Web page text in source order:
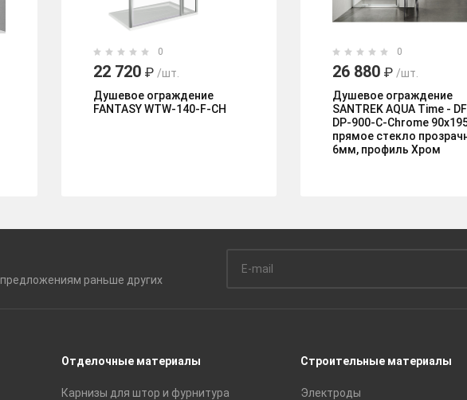
0
22 720 ₽ /шт.
Душевое ограждение
FANTASY WTW-140-F-CH
0
26 880 ₽ /шт.
Душевое ограждение
SANTREK AQUA Time -
DP-900-C-Chrome
прямое стекло
6мм, профиль Хром
предложениям раньше других
Отделочные материалы
Карнизы для штор и фурнитура
Строительные материалы
Электроды